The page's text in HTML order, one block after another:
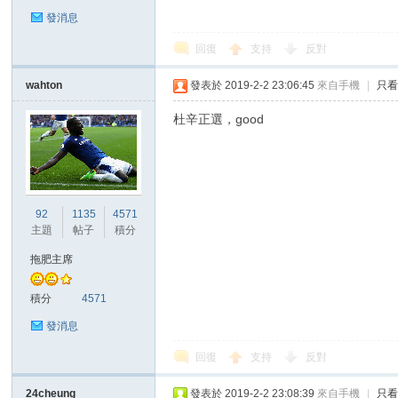
區
發消息
回復 支持 反對
wahton
92
主題
1135
帖子
4571
積分
拖肥主席
積分 4571
發消息
發表於 2019-2-2 23:06:45 來自手機 只
杜辛正選，good
回復 支持 反對
24cheung 發表於 2019-2-2 23:08:39 來自手機 只